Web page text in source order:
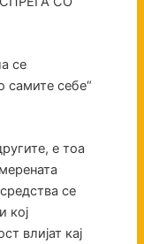
се
самите себе“
е тоа
се
кој
влијат кај